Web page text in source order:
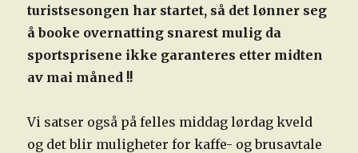
turistsesongen har startet, så det lønner seg
å booke overnatting snarest mulig da
sportsprisene ikke garanteres etter midten
av mai måned !!
Vi satser også på felles middag lørdag kveld
og det blir muligheter for kaffe- og brusavtale